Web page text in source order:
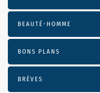
BEAUTÉ-HOMME
BONS PLANS
BRÈVES